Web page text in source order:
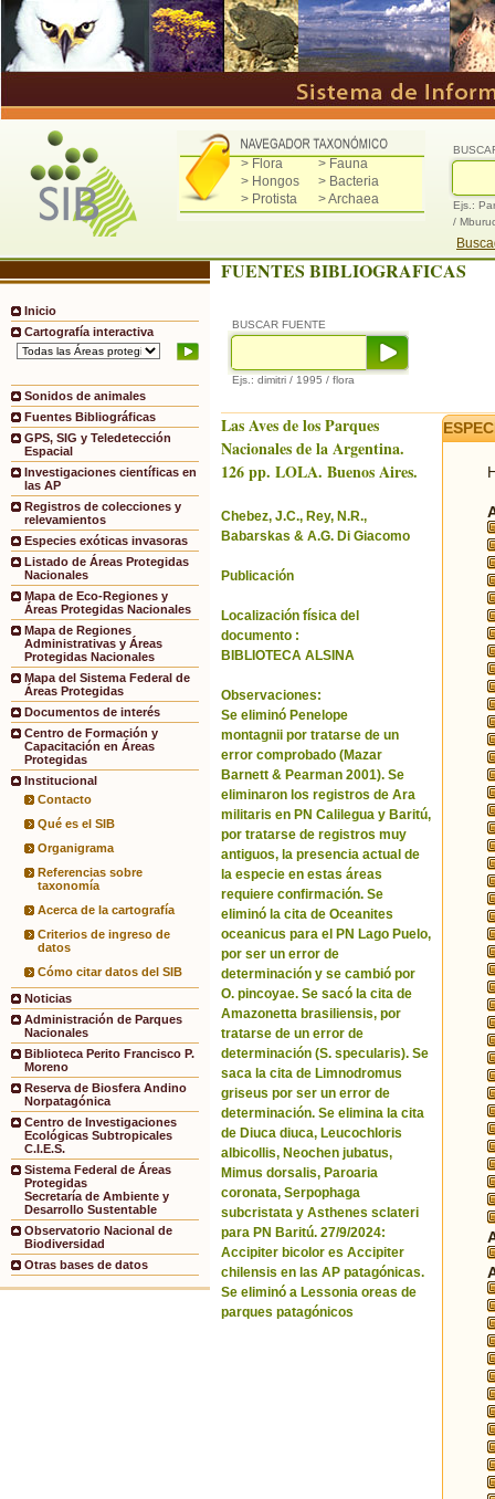
> Flora
> Fauna
> Hongos
> Bacteria
> Protista
> Archaea
Ejs.:
/
Inicio
Cartografía interactiva
Sonidos de animales
Fuentes Bibliográficas
GPS, SIG y Teledetección
Espacial
Investigaciones científicas en
las AP
Registros de colecciones y
relevamientos
Especies exóticas invasoras
Listado de Áreas Protegidas
Nacionales
Mapa de Eco-Regiones y
Áreas Protegidas Nacionales
Mapa de Regiones
Administrativas y Áreas
Protegidas Nacionales
Mapa del Sistema Federal de
Áreas Protegidas
Documentos de interés
Centro de Formación y
Capacitación en Áreas
Protegidas
Institucional
Contacto
Qué es el SIB
Organigrama
Referencias sobre
taxonomía
Acerca de la cartografía
Criterios de ingreso de
datos
Cómo citar datos del SIB
Noticias
Administración de Parques
Nacionales
Biblioteca Perito Francisco P.
Moreno
Reserva de Biosfera Andino
Norpatagónica
Centro de Investigaciones
Ecológicas Subtropicales
C.I.E.S.
Sistema Federal de Áreas
Protegidas
Secretaría de Ambiente y
Desarrollo Sustentable
Observatorio Nacional de
Biodiversidad
Otras bases de datos
FUENTES BIBLIOGRAFICAS
BUSCAR FUENTE
Ejs.: dimitri / 1995 / flora
Las Aves de los Parques
Nacionales de la Argentina.
126 pp. LOLA. Buenos Aires.
Chebez, J.C., Rey, N.R.,
Babarskas & A.G. Di Giacomo
Publicación
Localización física del
documento :
BIBLIOTECA ALSINA
Observaciones:
Se eliminó Penelope
montagnii por tratarse de un
error comprobado (Mazar
Barnett & Pearman 2001). Se
eliminaron los registros de Ara
militaris en PN Calilegua y Baritú,
por tratarse de registros muy
antiguos, la presencia actual de
la especie en estas áreas
requiere confirmación. Se
eliminó la cita de Oceanites
oceanicus para el PN Lago Puelo,
por ser un error de
determinación y se cambió por
O. pincoyae. Se sacó la cita de
Amazonetta brasiliensis, por
tratarse de un error de
determinación (S. specularis). Se
saca la cita de Limnodromus
griseus por ser un error de
determinación. Se elimina la cita
de Diuca diuca, Leucochloris
albicollis, Neochen jubatus,
Mimus dorsalis, Paroaria
coronata, Serpophaga
subcristata y Asthenes sclateri
para PN Baritú. 27/9/2024:
Accipiter bicolor es Accipiter
chilensis en las AP patagónicas.
Se eliminó a Lessonia oreas de
parques patagónicos